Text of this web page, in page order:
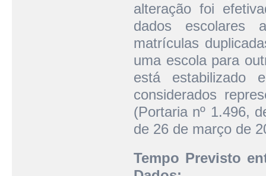
alteração foi
dados escolares
matrículas
uma escola para
está estabilizado
considerados
(Portaria nº 1.496,
de 26 de março de
Tempo Previsto